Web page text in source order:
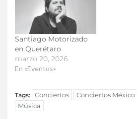
Santiago Motorizado
en Querétaro
marzo 20, 2026
En «Eventos»
Tags: Conciertos Conciertos México
Música